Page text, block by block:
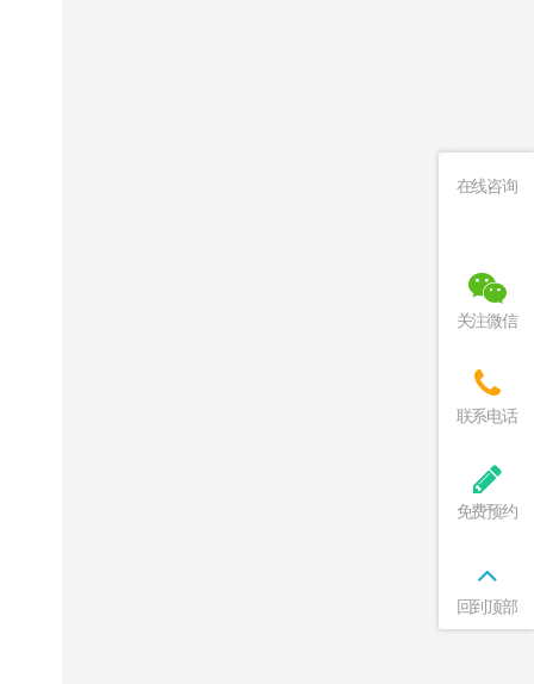
在线咨询
关注微信
联系电话
免费预约
回到顶部